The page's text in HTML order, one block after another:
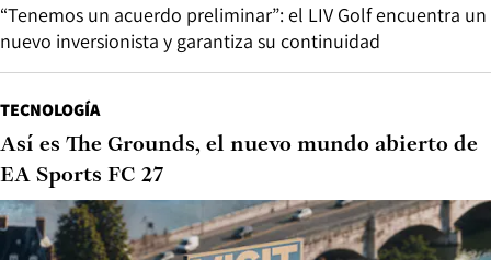
“Tenemos un acuerdo preliminar”: el LIV Golf encuentra un
nuevo inversionista y garantiza su continuidad
TECNOLOGÍA
Así es The Grounds, el nuevo mundo abierto de
EA Sports FC 27